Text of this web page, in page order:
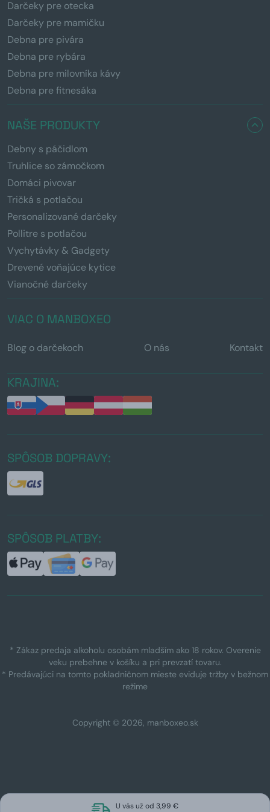
U vás už od 3,99 €
Darčeky pre otecka
Darčeky pre mamičku
Debna pre pivára
Debna pre rybára
Debna pre milovníka kávy
Debna pre fitnesáka
NAŠE PRODUKTY
Debny s páčidlom
Truhlice so zámočkom
Domáci pivovar
Tričká s potlačou
Personalizované darčeky
Pollitre s potlačou
Vychytávky & Gadgety
Drevené voňajúce kytice
Vianočné darčeky
VIAC O MANBOXEO
Blog o darčekoch O nás Kontakt
KRAJINA:
SPÔSOB DOPRAVY:
SPÔSOB PLATBY:
* Zákaz predaja alkoholu osobám mladším ako 18 rokov. Overenie
veku prebehne v košíku a pri prevzatí tovaru.
* Predávajúci na tomto pokladničnom mieste eviduje tržby v bežnom
režime
Copyright © 2026, manboxeo.sk